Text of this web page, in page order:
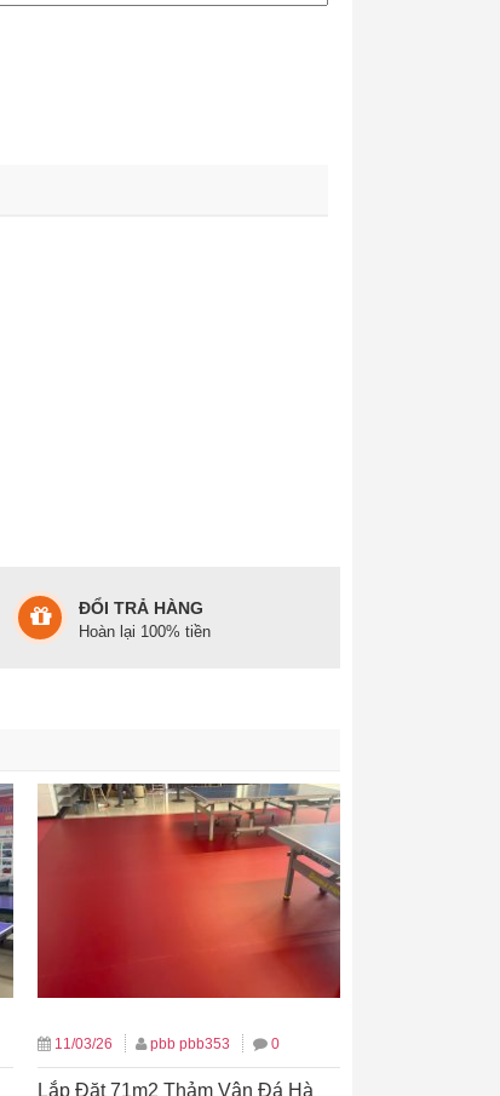
ĐỔI TRẢ HÀNG
Hoàn lại 100% tiền
11/03/26 pbb pbb353 0
Lắp Đặt 71m2 Thảm Vân Đá Hà